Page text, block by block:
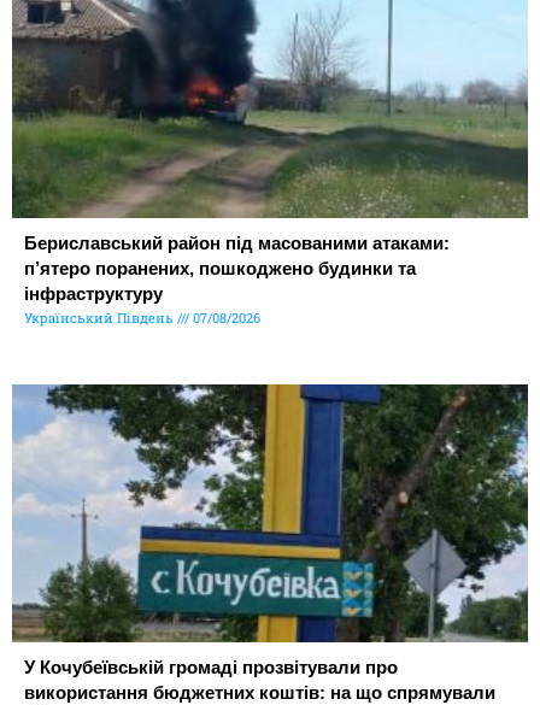
Бериславський район під масованими атаками:
п’ятеро поранених, пошкоджено будинки та
інфраструктуру
Український Південь 07/08/2026
У Кочубеївській громаді прозвітували про
використання бюджетних коштів: на що спрямували